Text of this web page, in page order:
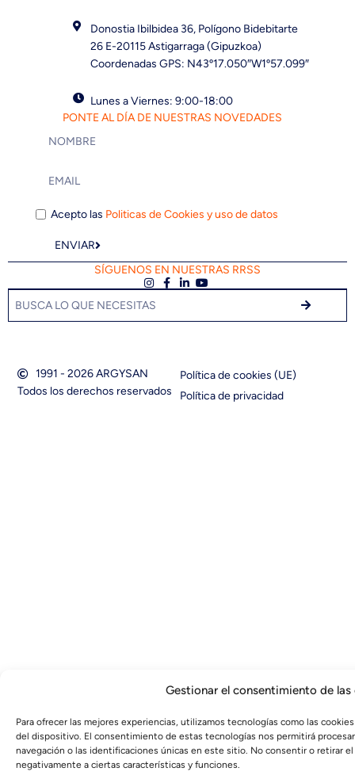
Gestionar el consentimiento de las
Para ofrecer las mejores experiencias, utilizamos tecnologías como las
del dispositivo. El consentimiento de estas tecnologías nos permitirá
navegación o las identificaciones únicas en este sitio. No consentir o retirar
negativamente a ciertas características y funciones.
Donostia Ibilbidea 36, Polígono Bidebitarte
26 E-20115 Astigarraga (Gipuzkoa)
Coordenadas GPS: N43º17.050″W1º57.099″
Lunes a Viernes: 9:00-18:00
PONTE AL DÍA DE NUESTRAS NOVEDADES
Acepto las Politicas de Cookies y uso de datos
ENVIAR
SÍGUENOS EN NUESTRAS RRSS
1991 - 2026 ARGYSAN
Todos los derechos reservados
Política de cookies (UE)
Política de privacidad